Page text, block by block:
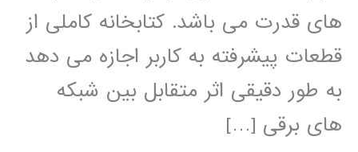
های قدرت می باشد. کتابخانه کاملی از
قطعات پیشرفته به کاربر اجازه می دهد
به طور دقیقی اثر متقابل بین شبکه
های برقی […]